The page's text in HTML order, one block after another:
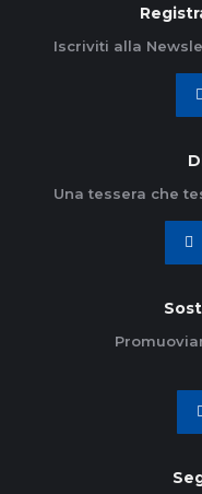
Iscriviti alla
Una tessera che